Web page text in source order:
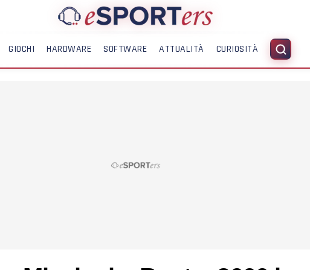
GIOCHI HARDWARE SOFTWARE ATTUALITÀ CURIOSITÀ